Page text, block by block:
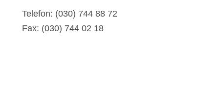
Tele­fon: (030) 744 88 72
Fax: (030) 744 02 18